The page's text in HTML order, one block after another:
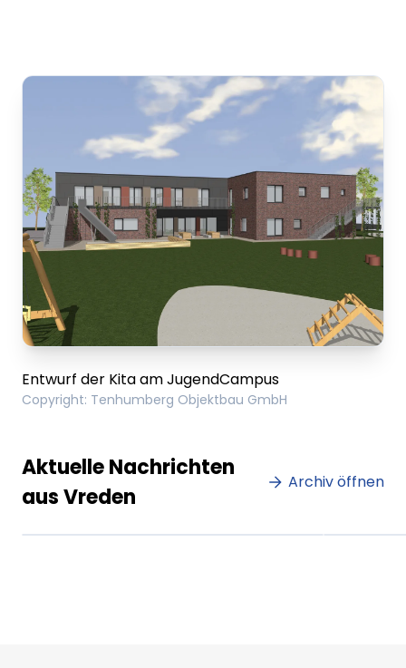
Entwurf der Kita am JugendCampus
Copyright: Tenhumberg Objektbau GmbH
Aktuelle Nachrichten
aus Vreden
Archiv öffnen
Lorem ipsum Lorem ipsum